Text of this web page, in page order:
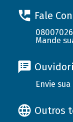
Fale
Mande
Envie
Outros